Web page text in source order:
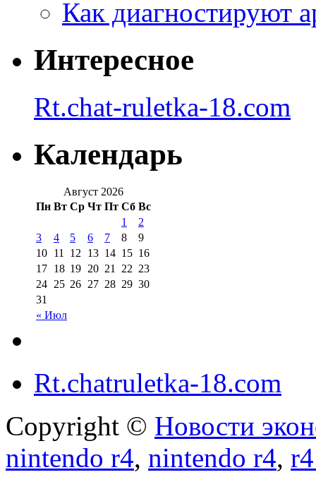
Как диагностируют
Интересное
Rt.chat-ruletka-18.com
Календарь
Август 2026
Пн Вт Ср Чт Пт Сб Вс
« Июл
1
2
3
4 5 6 7 8
9
10 11 12 13 14 15 16
17 18 19 20 21 22 23
24 25 26 27 28 29 30
31
Rt.chatruletka-18.com
Copyright © Новости
nintendo r4, nintendo r4,